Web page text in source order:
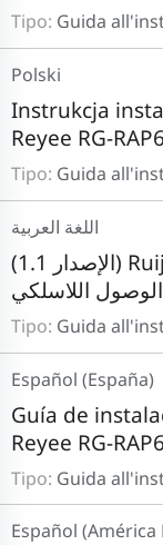
Tipo: Guida
Tipo: Guida
Instrukcja
Reyee RG-
Polski
Tipo: Guida
(الإصدار 1.1) Ruijie Reyee من RG-RAP62 دليل تثبيت
اللاسلكي
اللغة العربية
Tipo: Guida
Guía de
Reyee RG-
Español (España)
Español (América